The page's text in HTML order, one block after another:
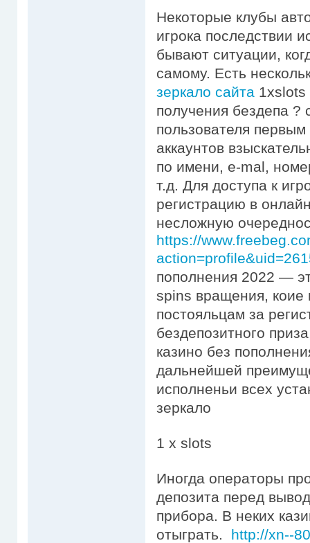
Некоторые клубы
игрока последствии
бывают ситуации,
самому. Есть
зеркало сайта 1xslots
получения бездепа ?
пользователя
аккаунтов
по имени, e-mal,
т.д. Для доступа к
регистрацию в
несложную
https://
пополнения 2022 —
spins вращения, коие
постояльцам за
бездепозитного
казино без
дальнейшей
исполненьи всех
зеркало
1 x slots
Иногда операторы
депозита перед
прибора. В неких
отыграть. http://xn--